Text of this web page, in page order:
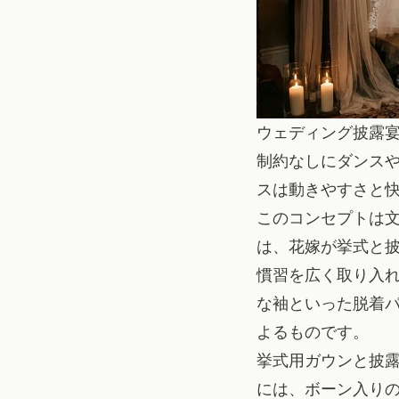
ウェディング披露
制約なしにダンス
スは動きやすさと
このコンセプトは
は、花嫁が挙式と
慣習を広く取り入
な袖といった脱着
よるものです。
挙式用ガウンと披
には、ボーン入り